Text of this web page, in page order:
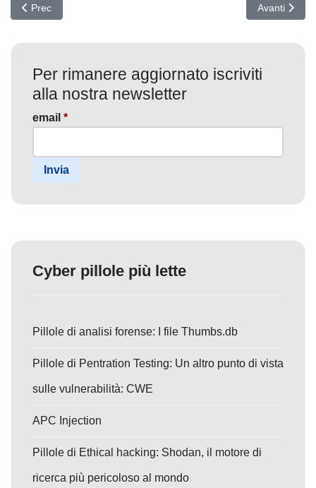
Articolo precedente: Un nuovo malware ha preso di mira
Prec Articolo
Avanti
Per rimanere aggiornato iscriviti
alla nostra newsletter
email *
Invia
Cyber pillole più lette
Pillole di analisi forense: I file Thumbs.db
Pillole di Pentration Testing: Un altro punto di vista
sulle vulnerabilità: CWE
APC Injection
Pillole di Ethical hacking: Shodan, il motore di
ricerca più pericoloso al mondo